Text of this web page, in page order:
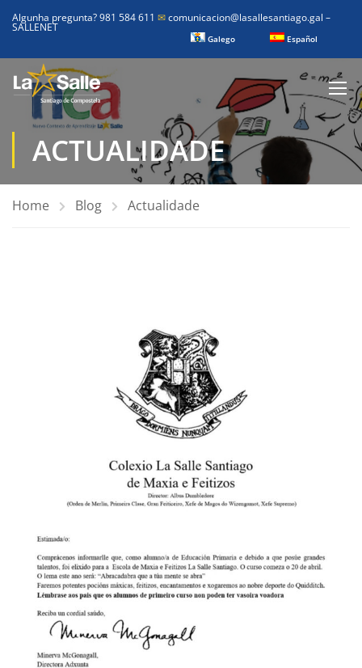
Algunha pregunta? 981 584 611 ✉comunicacion@lasallesantiago.gal –
SALLENET
Galego Español
ACTUALIDADE
Home Blog Actualidade